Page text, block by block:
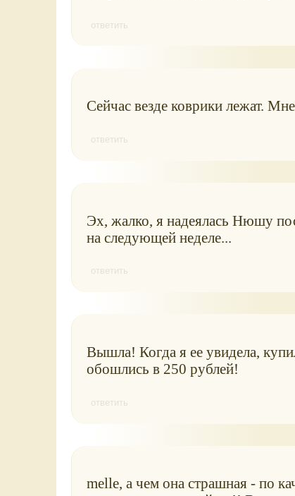
ответить
Сейчас везде коврики лежат.
ответить
Эх, жалко, я надеялась Нюшу
на следующей неделе...
ответить
Вышла! Когда я ее увидела,
обошлись в 250 рублей!
ответить
melle, а чем она страшная - по